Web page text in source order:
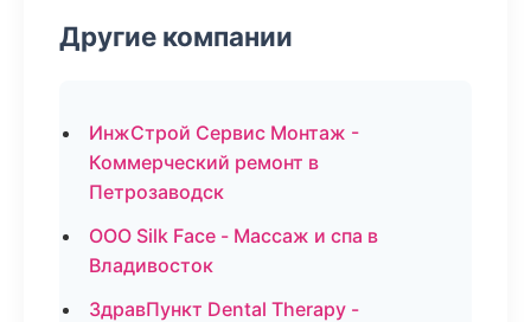
Другие компании
ИнжСтрой Сервис Монтаж -
Коммерческий ремонт в
Петрозаводск
ООО Silk Face - Массаж и спа в
Владивосток
ЗдравПункт Dental Therapy -